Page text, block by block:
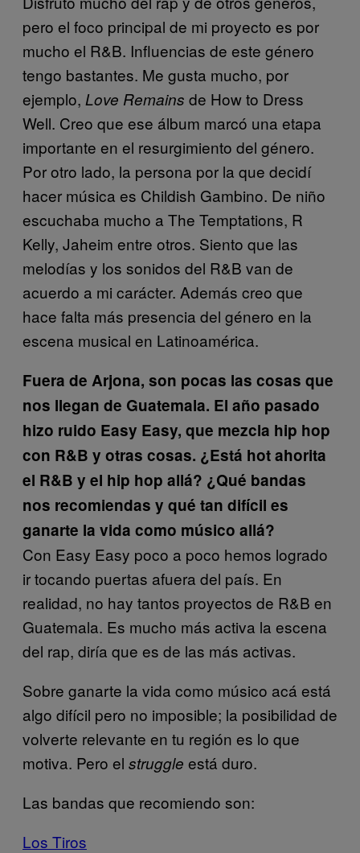
pero el foco principal de mi proyecto es por
mucho el R&B. Influencias de este género
tengo bastantes. Me gusta mucho, por
ejemplo, Love Remains de How to Dress
Well. Creo que ese álbum marcó una etapa
importante en el resurgimiento del género.
Por otro lado, la persona por la que decidí
hacer música es Childish Gambino. De niño
escuchaba mucho a The Temptations, R
Kelly, Jaheim entre otros. Siento que las
melodías y los sonidos del R&B van de
acuerdo a mi carácter. Además creo que
hace falta más presencia del género en la
escena musical en Latinoamérica.
Fuera de Arjona, son pocas las cosas que
nos llegan de Guatemala. El año pasado
hizo ruido Easy Easy, que mezcla hip hop
con R&B y otras cosas. ¿Está hot ahorita
el R&B y el hip hop allá? ¿Qué bandas
nos recomiendas y qué tan difícil es
ganarte la vida como músico allá?
Con Easy Easy poco a poco hemos logrado
ir tocando puertas afuera del país. En
realidad, no hay tantos proyectos de R&B en
Guatemala. Es mucho más activa la escena
del rap, diría que es de las más activas.
Sobre ganarte la vida como músico acá está
algo difícil pero no imposible; la posibilidad de
volverte relevante en tu región es lo que
motiva. Pero el struggle está duro.
Las bandas que recomiendo son:
Los Tiros